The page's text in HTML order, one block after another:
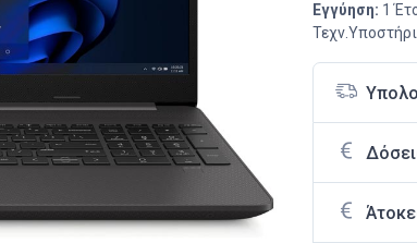
Εγγύηση: 1